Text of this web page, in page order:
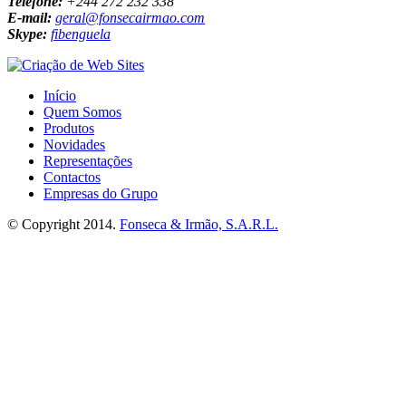
E-mail: geral@fonsecairmao.com
Skype: fibenguela
Início
Quem Somos
Produtos
Novidades
Representações
Contactos
Empresas do Grupo
© Copyright 2014. Fonseca & Irmão, S.A.R.L.